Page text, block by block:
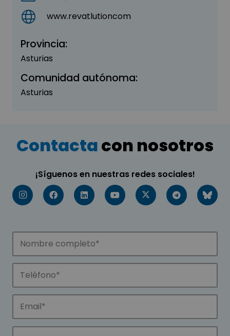
www.revatlutioncom
Provincia:
Asturias
Comunidad autónoma:
Asturias
Contactacon nosotros
¡Síguenos en nuestras redes sociales!